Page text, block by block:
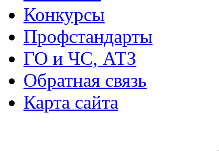
Конкурсы
Профстандарты
ГО и ЧС, АТЗ
Обратная связь
Карта сайта